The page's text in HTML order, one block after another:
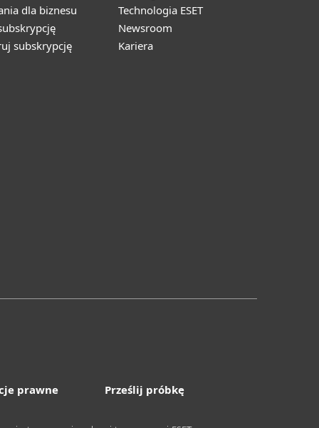
dla biznesu
subskrypcję
Technologia ESET
Newsroom
Kariera
prawne Prześlij próbkę